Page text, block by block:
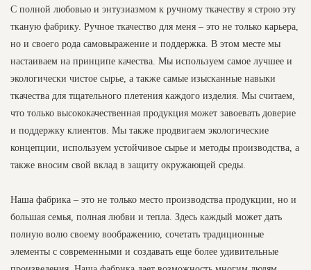
С полной любовью и энтузиазмом к ручному ткачеству я строю эту
тканую фабрику. Ручное ткачество для меня – это не только карьера,
но и своего рода самовыражение и поддержка. В этом месте мы
настаиваем на принципе качества. Мы используем самое лучшее и
экологически чистое сырье, а также самые изысканные навыки
ткачества для тщательного плетения каждого изделия. Мы считаем,
что только высококачественная продукция может завоевать доверие
и поддержку клиентов. Мы также продвигаем экологические
концепции, используем устойчивое сырье и методы производства, а
также вносим свой вклад в защиту окружающей среды.
Наша фабрика – это не только место производства продукции, но и
большая семья, полная любви и тепла. Здесь каждый может дать
полную волю своему воображению, сочетать традиционные
элементы с современными и создавать еще более удивительные